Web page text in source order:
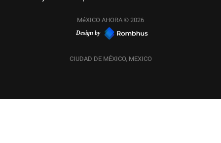
MéXICO AHORA © 2026
Design by
CIUDAD DE MÉXICO, MEXICO